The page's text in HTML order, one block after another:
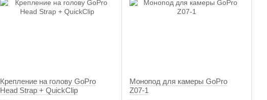
Крепление на голову GoPro
Head Strap + QuickClip
Монопод для камеры GoPro
Z07-1